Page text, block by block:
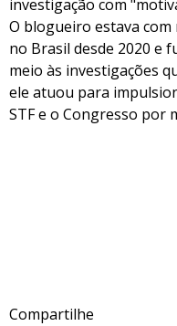
investigação com
O blogueiro estava
no Brasil desde 2020 e
meio às investigações
ele atuou para
STF e o Congresso por
Compartilhe